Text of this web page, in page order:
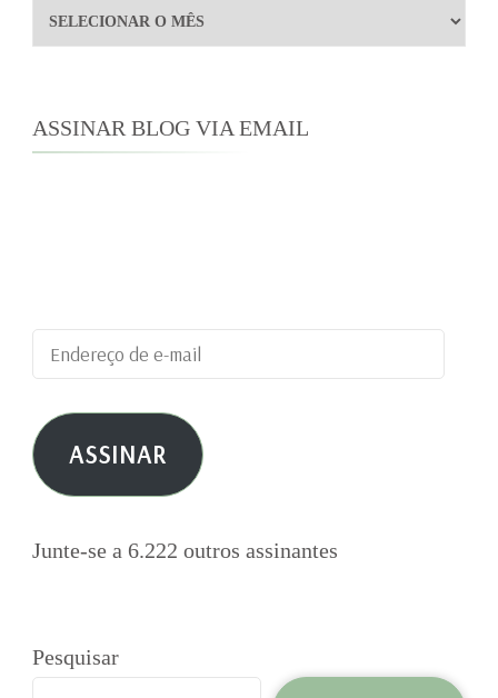
Arquivos
ASSINAR BLOG VIA EMAIL
Endereço
de
e-
mail ASSINAR
Junte-se a 6.222 outros assinantes
Pesquisar